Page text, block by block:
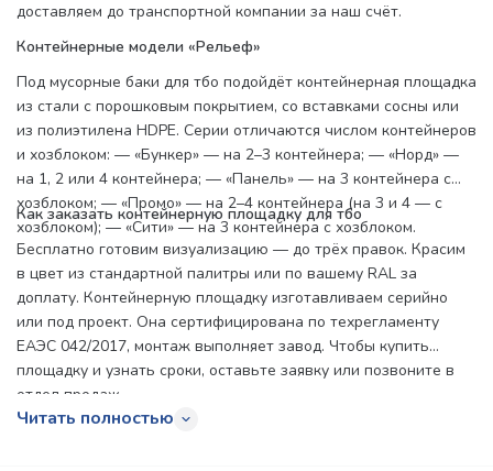
доставляем до транспортной компании за наш счёт.
Контейнерные модели «Рельеф»
Под мусорные баки для тбо подойдёт контейнерная площадка
из стали с порошковым покрытием, со вставками сосны или
из полиэтилена HDPE. Серии отличаются числом контейнеров
и хозблоком: — «Бункер» — на 2–3 контейнера; — «Норд» —
на 1, 2 или 4 контейнера; — «Панель» — на 3 контейнера с
хозблоком; — «Промо» — на 2–4 контейнера (на 3 и 4 — с
хозблоком); — «Сити» — на 3 контейнера с хозблоком.
Как заказать контейнерную площадку для тбо
Бесплатно готовим визуализацию — до трёх правок. Красим
в цвет из стандартной палитры или по вашему RAL за
доплату. Контейнерную площадку изготавливаем серийно
или под проект. Она сертифицирована по техрегламенту
ЕАЭС 042/2017, монтаж выполняет завод. Чтобы купить
площадку и узнать сроки, оставьте заявку или позвоните в
отдел продаж.
Читать полностью